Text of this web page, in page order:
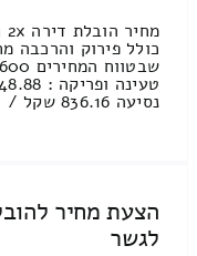
נסיעה 836.16 שקל / זמן נסיעה בין ערים 1 [...]
הצעת מחיר
לגשר